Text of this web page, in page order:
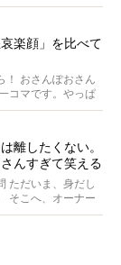
楽顔」を比べて
！ おさんぽおさん
コマです。やっぱ
離したくない。
んすぎて笑える
ただいま、身だし
そこへ、オーナー